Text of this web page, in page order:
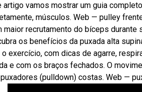
vamos mostrar um guia
músculos. Web — pulley
maior recrutamento do bíceps
os benefícios da puxada alta
exercício, com dicas de agarre,
e com os braços fechados. O
(pulldown) costas. Web —